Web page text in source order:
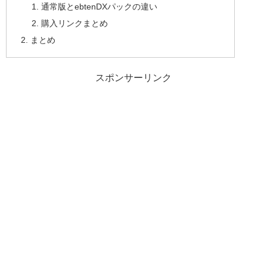
通常版とebtenDXパックの違い
購入リンクまとめ
まとめ
スポンサーリンク